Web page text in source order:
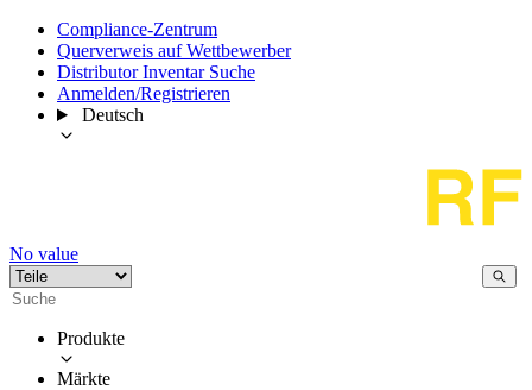
Compliance-Zentrum
Querverweis auf Wettbewerber
Distributor Inventar Suche
Anmelden/Registrieren
Deutsch
No value
Produkte
Märkte